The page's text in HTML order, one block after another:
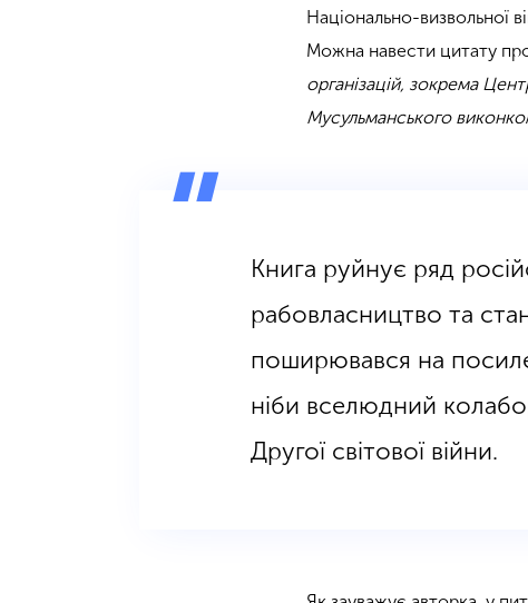
Національно-визвольної
Можна навести цитату
організацій, зокрема
Мусульманського
Книга руйнує ряд
рабовласництво та
поширювався на
ніби вселюдний
Другої світової війни.